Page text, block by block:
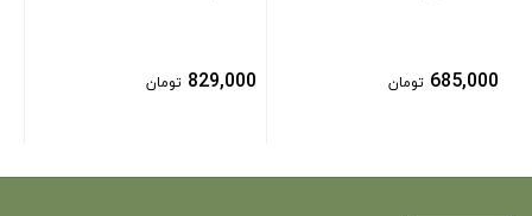
685,000 تومان 829,000 تومان